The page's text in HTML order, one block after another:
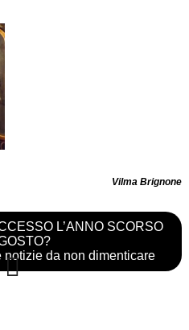
Vilma Brignone
L’ANNO SCORSO
da non dimenticare